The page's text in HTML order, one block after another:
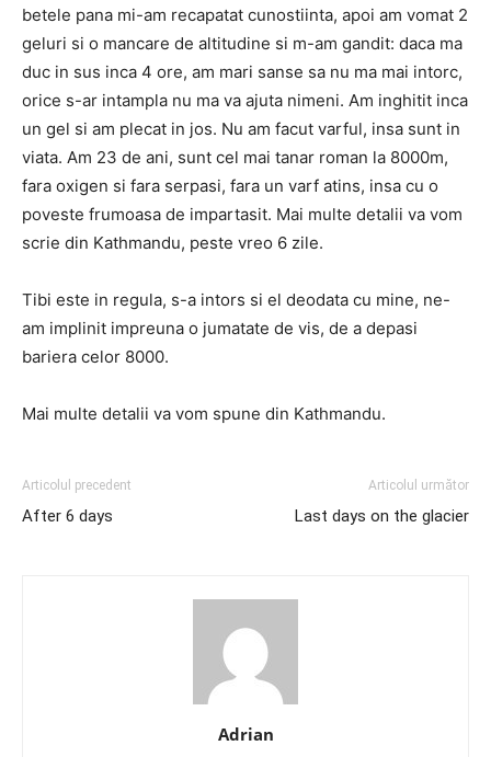
betele pana mi-am recapatat cunostiinta, apoi am vomat 2
geluri si o mancare de altitudine si m-am gandit: daca ma
duc in sus inca 4 ore, am mari sanse sa nu ma mai intorc,
orice s-ar intampla nu ma va ajuta nimeni. Am inghitit inca
un gel si am plecat in jos. Nu am facut varful, insa sunt in
viata. Am 23 de ani, sunt cel mai tanar roman la 8000m,
fara oxigen si fara serpasi, fara un varf atins, insa cu o
poveste frumoasa de impartasit. Mai multe detalii va vom
scrie din Kathmandu, peste vreo 6 zile.
Tibi este in regula, s-a intors si el deodata cu mine, ne-
am implinit impreuna o jumatate de vis, de a depasi
bariera celor 8000.
Mai multe detalii va vom spune din Kathmandu.
Articolul precedent
After 6 days
Articolul următor
Last days on the glacier
Adrian